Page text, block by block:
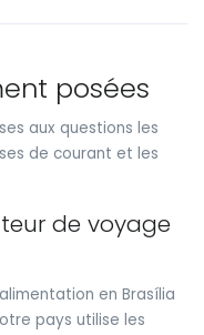
posées
aux questions les
de courant et les
de voyage
en Brasília
pays utilise les